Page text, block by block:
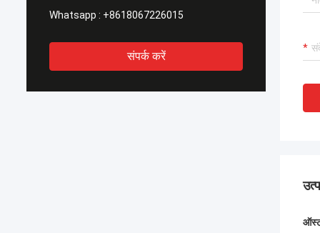
Whatsapp : +8618067226015
संपर्क करें